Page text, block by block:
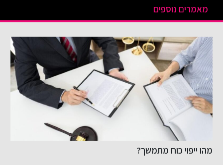
מאמרים נוספים
מהו ייפוי כוח מתמשך?